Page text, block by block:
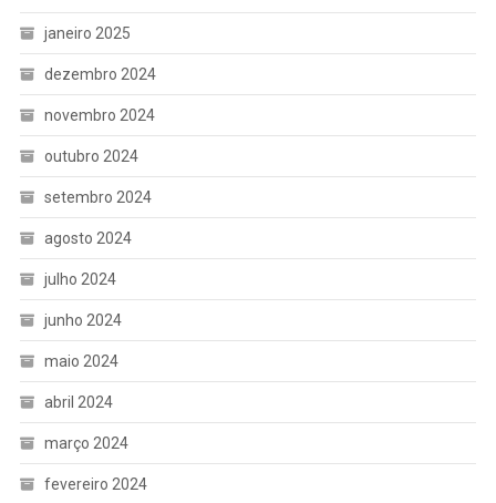
janeiro 2025
dezembro 2024
novembro 2024
outubro 2024
setembro 2024
agosto 2024
julho 2024
junho 2024
maio 2024
abril 2024
março 2024
fevereiro 2024